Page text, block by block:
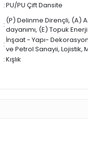
:PU/PU Çift Dansite
: (P) Delinme Dirençli, (A)
dayanımı, (E) Topuk
: İnşaat - Yapı-
ve Petrol Sanayii, Lojistik,
:Kışlık